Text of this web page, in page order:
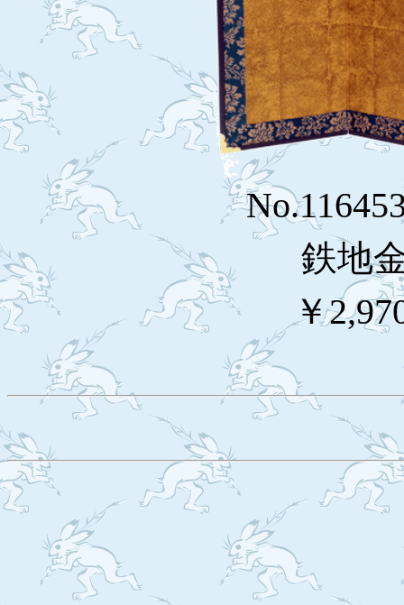
鉄地
￥